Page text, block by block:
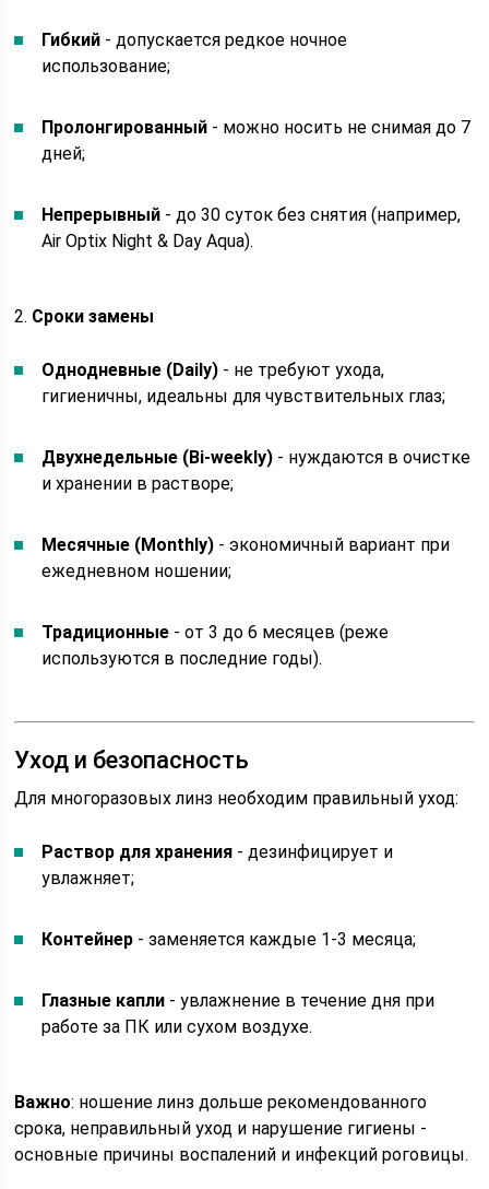
Гибкий - допускается редкое ночное
использование;
Пролонгированный - можно носить не снимая до 7
дней;
Непрерывный - до 30 суток без снятия (например,
Air Optix Night & Day Aqua).
2. Сроки замены
Однодневные (Daily) - не требуют ухода,
гигиеничны, идеальны для чувствительных глаз;
Двухнедельные (Bi-weekly) - нуждаются в очистке
и хранении в растворе;
Месячные (Monthly) - экономичный вариант при
ежедневном ношении;
Традиционные - от 3 до 6 месяцев (реже
используются в последние годы).
Уход и безопасность
Для многоразовых линз необходим правильный уход:
Раствор для хранения - дезинфицирует и
увлажняет;
Контейнер - заменяется каждые 1-3 месяца;
Глазные капли - увлажнение в течение дня при
работе за ПК или сухом воздухе.
Важно: ношение линз дольше рекомендованного
срока, неправильный уход и нарушение гигиены -
основные причины воспалений и инфекций роговицы.